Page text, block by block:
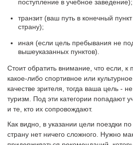
поступление в учебное заведение);
транзит (ваш путь в конечный
страну);
иная (если цель пребывания не
вышеуказанных пунктов).
Стоит обратить внимание, что если, к
какое-либо спортивное или
качестве зрителя, тогда ваша цель -
туризм. Под эти категории попадают
и те, кто их сопровождают.
Как видно, в указании цели поездки
страну нет ничего сложного. Нужно